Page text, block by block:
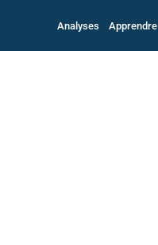
Analyses Apprendre